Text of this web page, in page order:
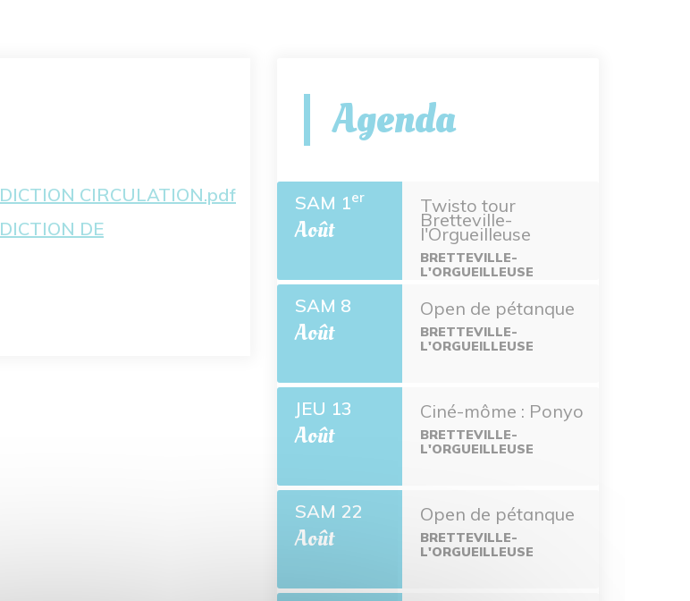
CIRCULATION.pdf
DE
Agenda
SAM 1er
Août
Twisto tour
Bretteville-
l'Orgueilleuse
BRETTEVILLE-
L'ORGUEILLEUSE
SAM 8
Août
Open de pétanque
BRETTEVILLE-
L'ORGUEILLEUSE
JEU 13
Août
Ciné-môme : Ponyo
BRETTEVILLE-
L'ORGUEILLEUSE
SAM 22
Août
Open de pétanque
BRETTEVILLE-
L'ORGUEILLEUSE